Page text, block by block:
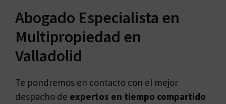
Abogado Especialista en
Multipropiedad en
Valladolid
Te pondremos en contacto con el mejor
despacho de expertos en tiempo compartido